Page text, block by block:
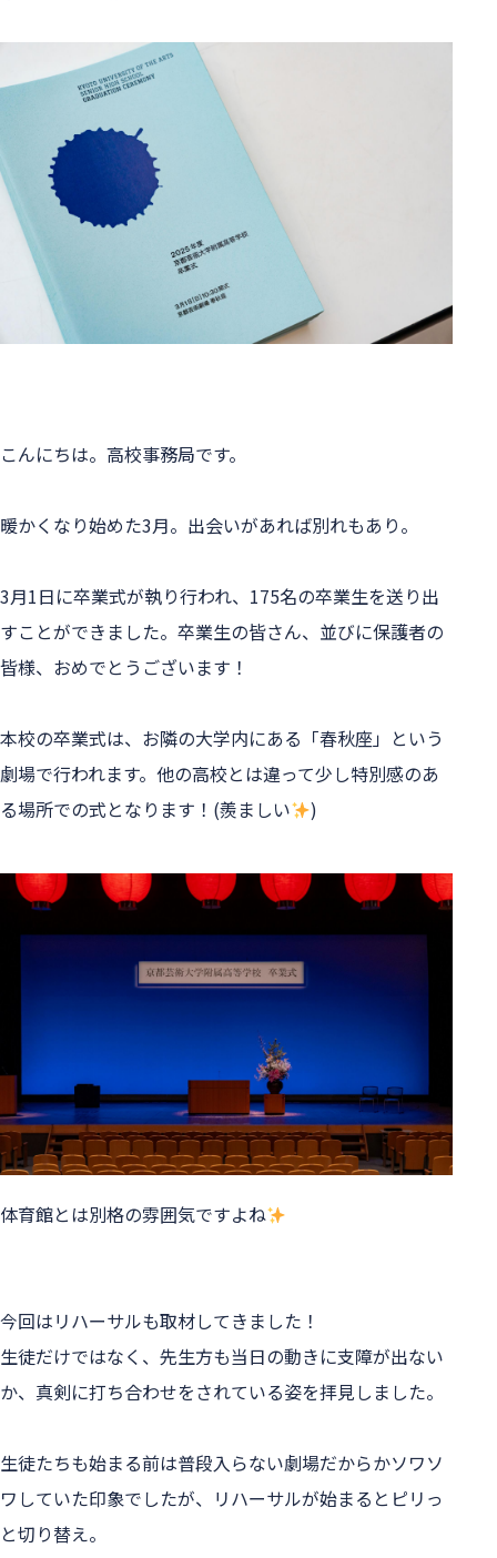
こんにちは。高校事務局です。
暖かくなり始めた3月。出会いがあれば別れもあり。
3月1日に卒業式が執り行われ、175名の卒業生を送り出
すことができました。卒業生の皆さん、並びに保護者の
皆様、おめでとうございます！
本校の卒業式は、お隣の大学内にある「春秋座」という
劇場で行われます。他の高校とは違って少し特別感のあ
る場所での式となります！(羨ましい
)
体育館とは別格の雰囲気ですよね
今回はリハーサルも取材してきました！
生徒だけではなく、先生方も当日の動きに支障が出ない
か、真剣に打ち合わせをされている姿を拝見しました。
生徒たちも始まる前は普段入らない劇場だからかソワソ
ワしていた印象でしたが、リハーサルが始まるとピリっ
と切り替え。